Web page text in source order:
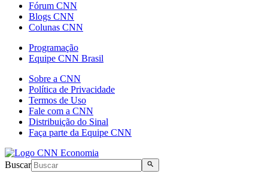
Fórum CNN
Blogs CNN
Colunas CNN
Programação
Equipe CNN Brasil
Sobre a CNN
Política de Privacidade
Termos de Uso
Fale com a CNN
Distribuição do Sinal
Faça parte da Equipe CNN
Buscar